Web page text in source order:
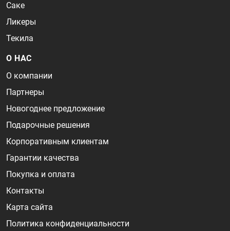
Саке
Ликеры
Текила
О НАС
О компании
Партнеры
Новогоднее предложение
Подарочные решения
Корпоративным клиентам
Гарантии качества
Покупка и оплата
Контакты
Карта сайта
Политика конфиденциальности